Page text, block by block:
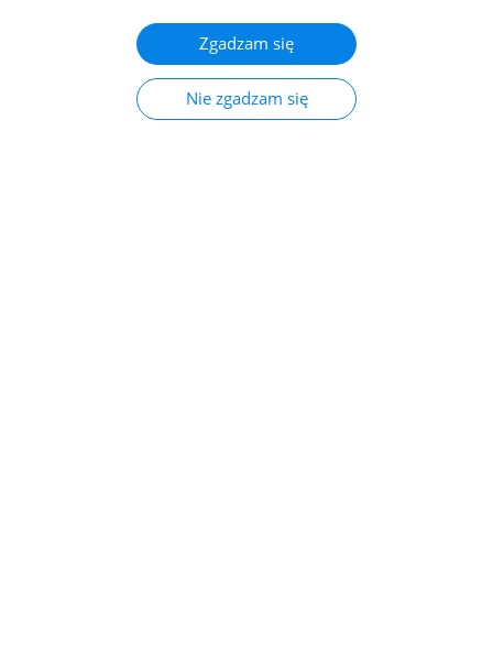
Zgadzam się
Nie zgadzam się
Wyślij swój artykuł